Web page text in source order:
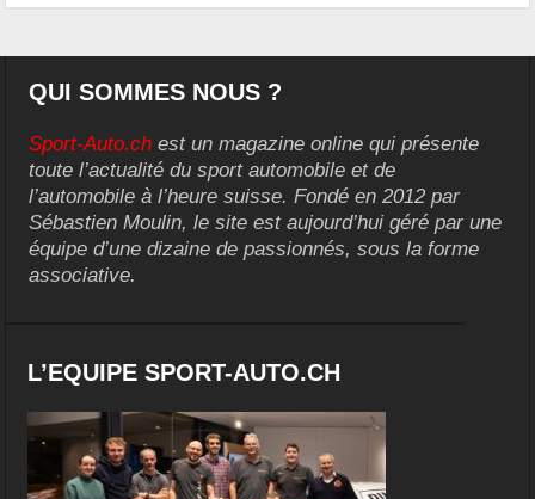
QUI SOMMES NOUS ?
Sport-Auto.ch est un magazine online qui présente
toute l’actualité du sport automobile et de
l’automobile à l’heure suisse. Fondé en 2012 par
Sébastien Moulin, le site est aujourd’hui géré par une
équipe d’une dizaine de passionnés, sous la forme
associative.
L’EQUIPE SPORT-AUTO.CH